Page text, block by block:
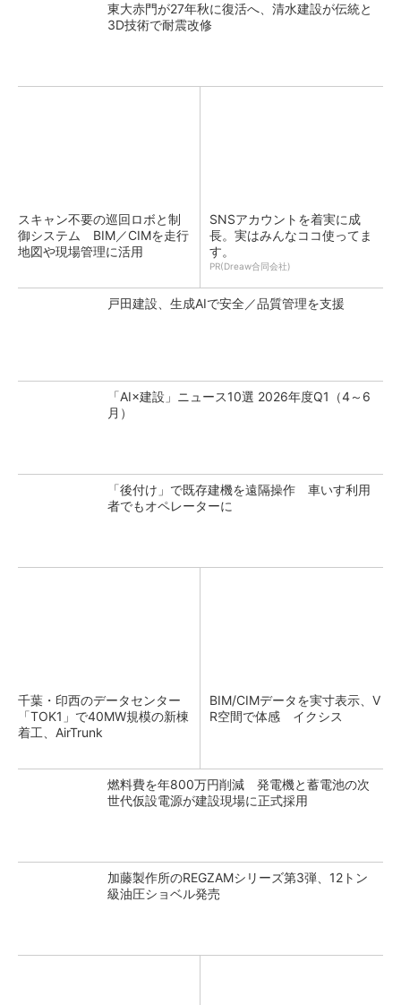
東大赤門が27年秋に復活へ、清水建設が伝統と
3D技術で耐震改修
スキャン不要の巡回ロボと制
御システム BIM／CIMを走行
地図や現場管理に活用
SNSアカウントを着実に成
長。実はみんなココ使ってま
す。
PR(Dreaw合同会社)
戸田建設、生成AIで安全／品質管理を支援
「AI×建設」ニュース10選 2026年度Q1（4～6
月）
「後付け」で既存建機を遠隔操作 車いす利用
者でもオペレーターに
千葉・印西のデータセンター
「TOK1」で40MW規模の新棟
着工、AirTrunk
BIM/CIMデータを実寸表示、V
R空間で体感 イクシス
燃料費を年800万円削減 発電機と蓄電池の次
世代仮設電源が建設現場に正式採用
加藤製作所のREGZAMシリーズ第3弾、12トン
級油圧ショベル発売